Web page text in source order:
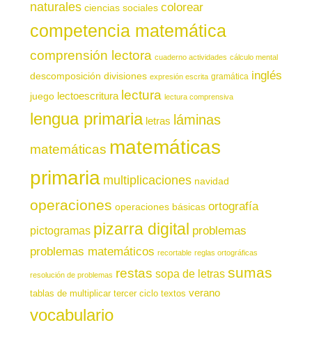
naturales ciencias sociales colorear
competencia matemática
comprensión lectora cuaderno actividades cálculo mental
descomposición divisiones expresión escrita gramática inglés
juego lectoescritura lectura lectura comprensiva
lengua primaria letras láminas
matemáticas matemáticas
primaria multiplicaciones navidad
operaciones operaciones básicas ortografía
pictogramas pizarra digital problemas
problemas matemáticos recortable reglas ortográficas
resolución de problemas restas sopa de letras sumas
tablas de multiplicar tercer ciclo textos verano
vocabulario